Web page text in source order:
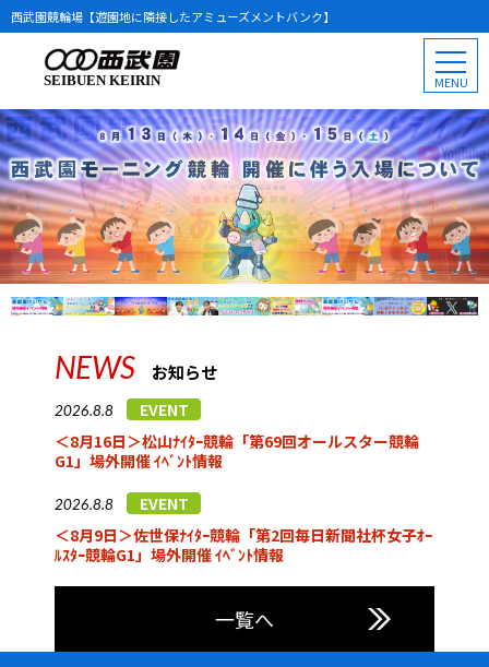
西武園競輪場【遊園地に隣接したアミューズメントバンク】
SEIBUEN KEIRIN
NEWS お知らせ
2026.8.8
EVENT
＜8月16日＞松山ﾅｲﾀｰ競輪「第69回オールスター競輪
G1」場外開催 ｲﾍﾞﾝﾄ情報
2026.8.8
EVENT
＜8月9日＞佐世保ﾅｲﾀｰ競輪「第2回毎日新聞社杯女子ｵｰ
ﾙｽﾀｰ競輪G1」場外開催 ｲﾍﾞﾝﾄ情報
一覧へ